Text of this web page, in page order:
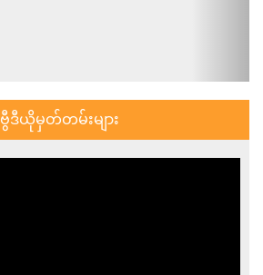
ဗွီဒီယိုမှတ်တမ်းများ